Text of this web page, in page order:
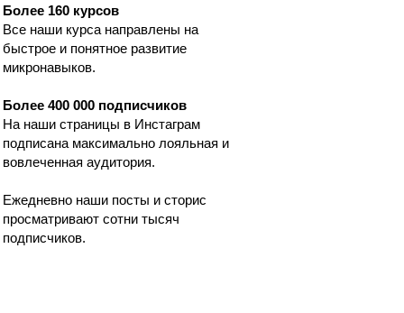
Более 160 курсов
Все наши курса направлены на
быстрое и понятное развитие
микронавыков.
Более 400 000 подписчиков
На наши страницы в Инстаграм
подписана максимально лояльная и
вовлеченная аудитория.
Ежедневно наши посты и сторис
просматривают сотни тысяч
подписчиков.